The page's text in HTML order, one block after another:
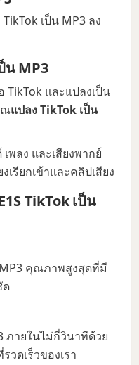
เป็น MP3 ลง
น MP3
TikTok และแปลงเป็น
ณแปลง TikTok เป็น
พลง และเสียงพากย์
รียกเข้าและคลิปเสียง
TikTok เป็น
MP3 คุณภาพสูงสุดที่มี
ด
ภายในไม่กี่วินาทีด้วย
วดเร็วของเรา